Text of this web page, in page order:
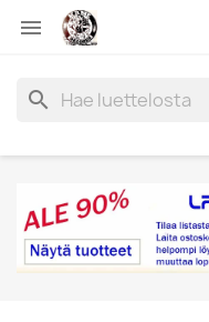

search